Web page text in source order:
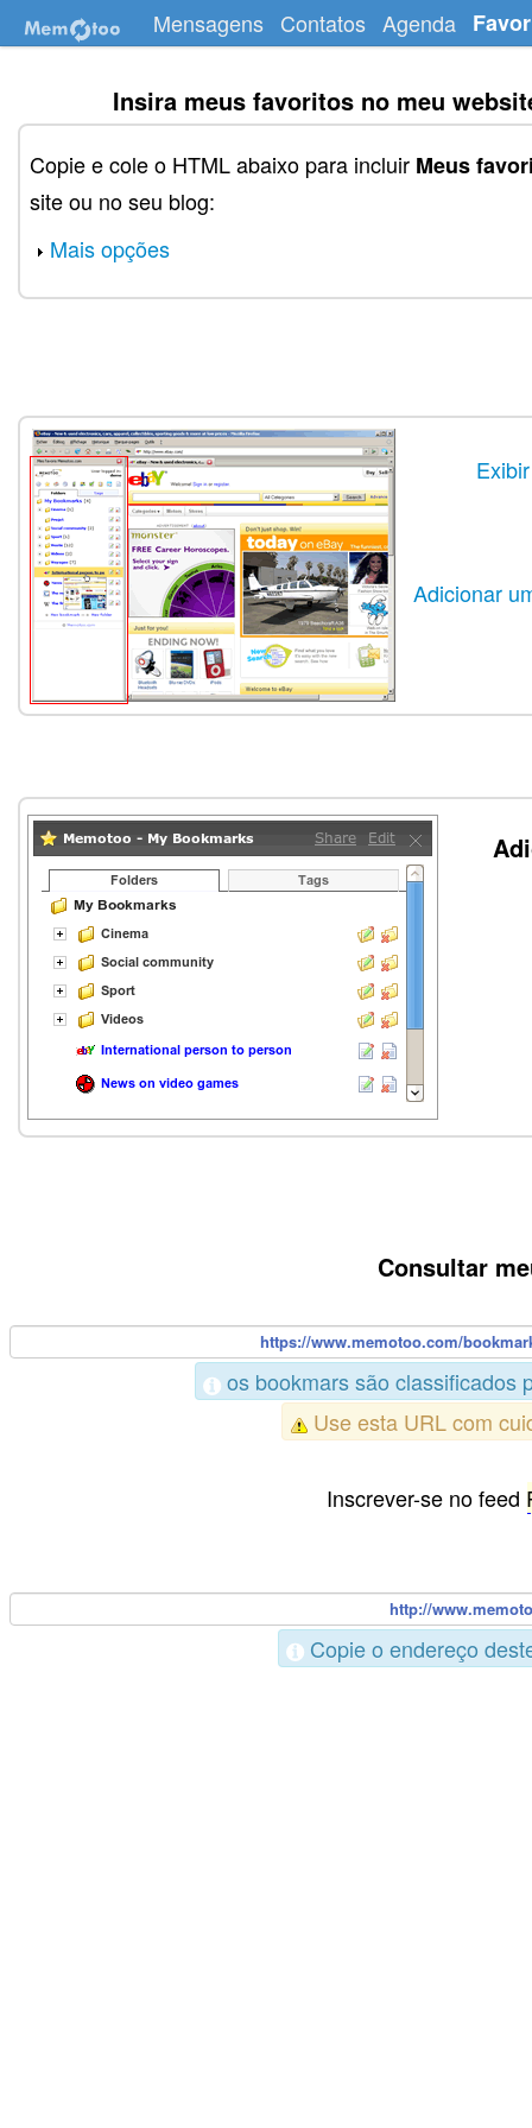
Mensagens Contatos Agenda
Insira meus favoritos no meu
Copie e cole o HTML abaixo para incluir Meus
site ou no seu blog:
Mais opções
Adicionar
Consultar
os bookmars são classificados
Use esta URL com
Inscrever-se no feed
Copie o endereço